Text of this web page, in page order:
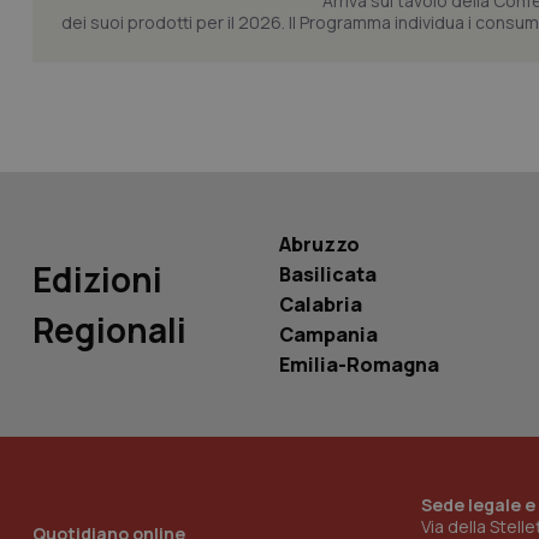
dei suoi prodotti per il 2026. Il Programma individua i
Edizioni
Regionali
Abruzzo
Basilicata
Calabria
Campania
Emilia-Romagna
Quotidiano online
Sede legale
Via della
_ga_KM60CM4NPH